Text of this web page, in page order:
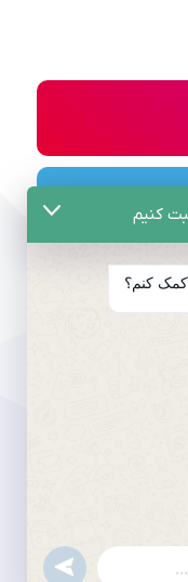
کنیم
کنم؟
undefined